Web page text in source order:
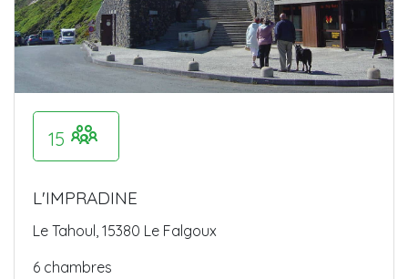
15
L'IMPRADINE
Le Tahoul, 15380 Le Falgoux
6 chambres